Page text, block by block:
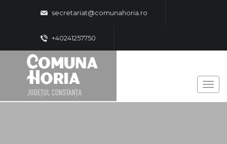
secretariat@comunahoria.ro
+40241257750